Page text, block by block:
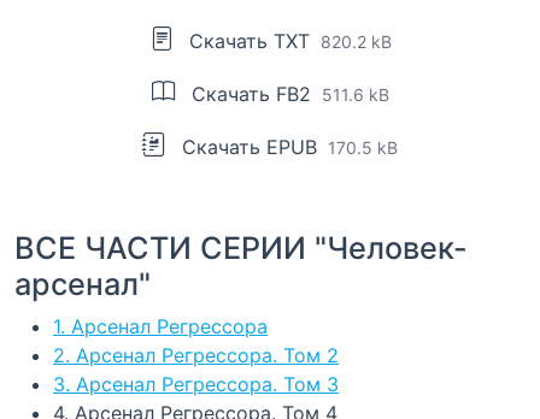
Скачать TXT 820.2 kB
Скачать FB2 511.6 kB
Скачать EPUB 170.5 kB
ВСЕ ЧАСТИ СЕРИИ "Человек-
арсенал"
1. Арсенал Регрессора
2. Арсенал Регрессора. Том 2
3. Арсенал Регрессора. Том 3
4. Арсенал Регрессора. Том 4